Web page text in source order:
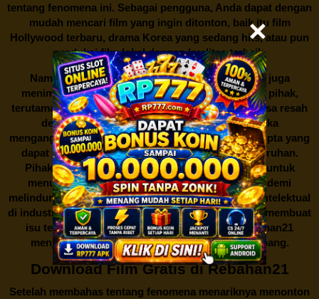
tentang fenomena ini. Sebagai pengguna, Anda dapat dengan
mudah mencari film yang ingin ditonton, baik itu film
Hollywood terbaru, drama Korea yang sedang hits, atau pun
produksi film lokal dengan kualitas terbaik.
Namun, seperti halnya cerita manis,Rebahan21juga
menimbulkan kontroversi di industri film. Banyak pihak,
terutama produsen film dan pemilik hak cipta, merasa resah
dengan maraknya situs-situs seperti ini. Mereka
menganggapnya sebagai bentuk pelanggaran hak cipta yang
dapat merugikan industri perfilman secara keseluruhan.
Pihak berwenang pun turut terlibat dalam upaya untuk
menutup situs-situs ilegal semacam Rebahan21 demi
melindungi keberlangsungan bisnis dan kekayaan intelektual
di industri hiburan. Konflik kepentingan inilah yang membuat
isu tentang menonton film secara gratis diRebahan21
menjadi perbincangan seru yang terus berkembang.
Download Film Gratis di Rebahan21
Setelah membahas tentang fenomena menariknya menonton